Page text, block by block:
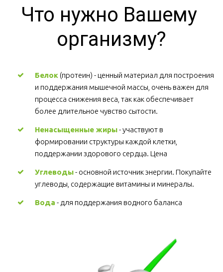
Что нужно Вашему
организму?
Белок (протеин) - ценный материал для построения
и поддержания мышечной массы, очень важен для
процесса снижения веса, так как обеспечивает
более длительное чувство сытости.
Ненасыщенные жиры - участвуют в
формировании структуры каждой клетки,
поддержании здорового сердца. Цена
Углеводы - основной источник энергии. Покупайте
углеводы, содержащие витамины и минералы.
Вода - для поддержания водного баланса